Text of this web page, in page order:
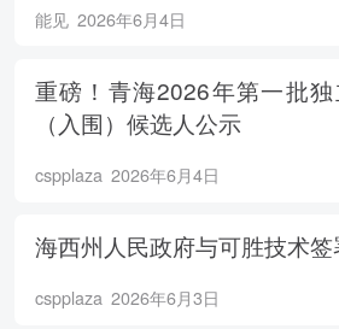
能见 2026年6月4日
重磅！青海2026年第一批
（入围）候选人公示
cspplaza 2026年6月4日
海西州人民政府与可胜技术
cspplaza 2026年6月3日